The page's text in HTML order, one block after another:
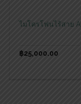
ไมโครโฟนไร้สาย
฿25,000.00